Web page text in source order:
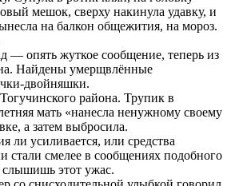
мешок, сверху накинула удавку, и
на балкон общежития, на мороз.
— опять жуткое сообщение, теперь из
Найдены умерщвлённые
двойняшки.
района. Трупик в
мать «нанесла ненужному своему
а затем выбросила.
усиливается, или средства
стали смелее в сообщениях подобного
этот ужас.